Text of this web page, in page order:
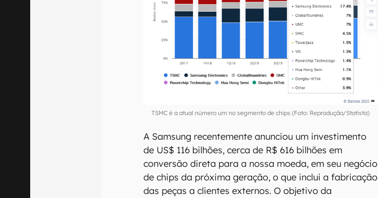
TSMC é a atual número um no segmento de chips (Foto: Reprodução/Statista)
A Samsung recentemente anunciou um investimento
de US$ 116 bilhões, cerca de R$ 616 bilhões em
conversão direta para a nossa moeda, em seu negócio
de chips da próxima geração, o que inclui a fabricação
das peças a clientes externos. O objetivo da